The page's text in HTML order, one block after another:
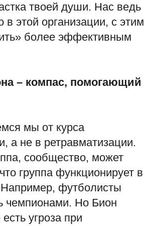
твоей души. Нас ведь
этой организации, с этим
более эффективным
– компас, помогающий
мы от курса
а не в ретравматизации.
сообщество, может
группа функционирует в
Например, футболисты
чемпионами. Но Бион
угроза при